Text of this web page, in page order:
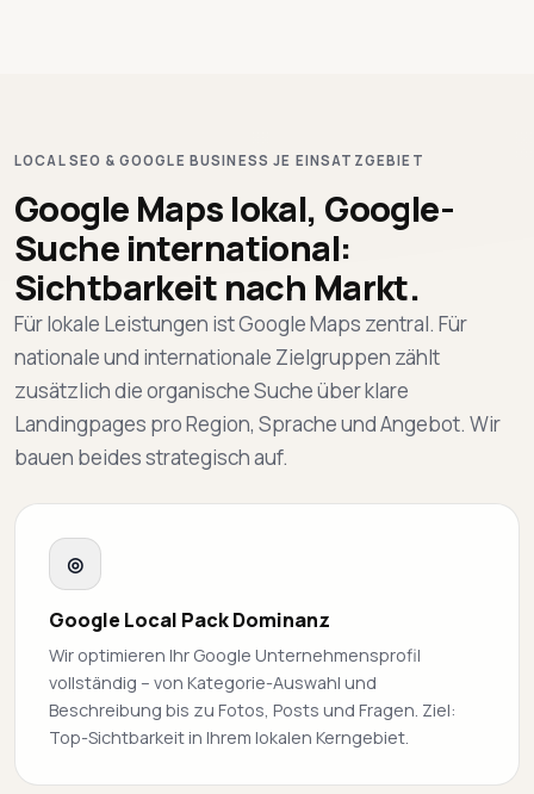
LOCAL SEO & GOOGLE BUSINESS JE EINSATZGEBIET
Google Maps lokal, Google-
Suche international:
Sichtbarkeit nach Markt.
Für lokale Leistungen ist Google Maps zentral. Für
nationale und internationale Zielgruppen zählt
zusätzlich die organische Suche über klare
Landingpages pro Region, Sprache und Angebot. Wir
bauen beides strategisch auf.
◎
Google Local Pack Dominanz
Wir optimieren Ihr Google Unternehmensprofil
vollständig – von Kategorie-Auswahl und
Beschreibung bis zu Fotos, Posts und Fragen. Ziel:
Top-Sichtbarkeit in Ihrem lokalen Kerngebiet.